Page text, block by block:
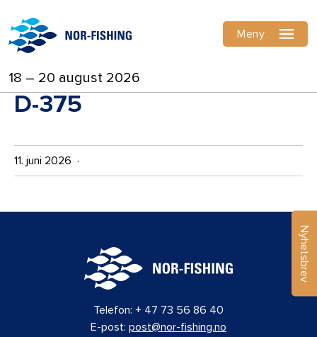
18 – 20 august 2026
Meny
D-375
11. juni 2026 ·
Nyhetsbrev
Telefon: + 47 73 56 86 40
E-post: post@nor-fishing.no